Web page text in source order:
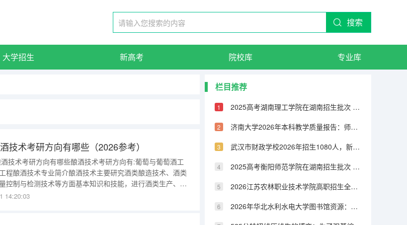
搜索
大学招生 新高考 院校库 专业库
技术考研方向有哪些（2026参考）
技术考研方向有哪些酿酒技术考研方向有:葡萄与葡萄酒工
程酿酒技术专业简介酿酒技术主要研究酒类酿造技术、酒类
控制与检测技术等方面基本知识和技能，进行酒类生产、管
营销等。例如：高浓度发酵后稀释制啤酒，利用皂土澄过
14:20:03
栏目推荐
2025高考湖南理工学院在湖南招生批次 有哪些专业？
济南大学2026年本科教学质量报告：师生比、课程满意度与毕业率
武汉市财政学校2026年招生1080人，新增人工智能技术与应用、无人机3+2专业
2025高考衡阳师范学院在湖南招生批次 有哪些专业？
2026江苏农林职业技术学院高职招生全知道：分数线、费用、就业方向
2026年华北水利水电大学图书馆资源：馆藏量、开放时间与研究支持